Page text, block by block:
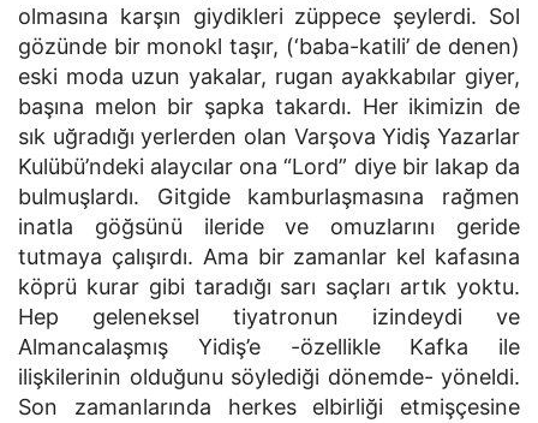
olmasına karşın giydikleri züppece şeylerdi. Sol
gözünde bir monokl taşır, (‘baba-katili’ de denen)
eski moda uzun yakalar, rugan ayakkabılar giyer,
başına melon bir şapka takardı. Her ikimizin de
sık uğradığı yerlerden olan Varşova Yidiş Yazarlar
Kulübü’ndeki alaycılar ona “Lord” diye bir lakap da
bulmuşlardı. Gitgide kamburlaşmasına rağmen
inatla göğsünü ileride ve omuzlarını geride
tutmaya çalışırdı. Ama bir zamanlar kel kafasına
köprü kurar gibi taradığı sarı saçları artık yoktu.
Hep geleneksel tiyatronun izindeydi ve
Almancalaşmış Yidiş’e -özellikle Kafka ile
ilişkilerinin olduğunu söylediği dönemde- yöneldi.
Son zamanlarında herkes elbirliği etmişçesine